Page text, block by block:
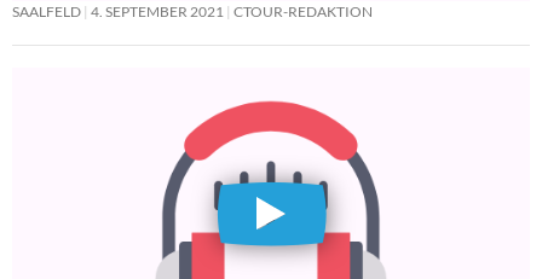
SAALFELD 4. SEPTEMBER 2021 CTOUR-REDAKTION